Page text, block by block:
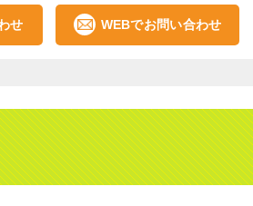
せ WEBでお問い合わせ